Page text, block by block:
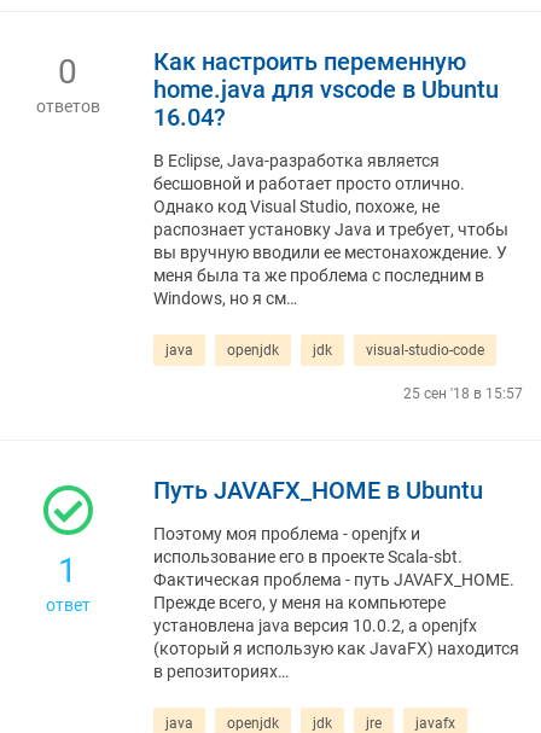
0
ответов
Как настроить переменную
home.java для vscode в Ubuntu
16.04?
В Eclipse, Java-разработка является
бесшовной и работает просто отлично.
Однако код Visual Studio, похоже, не
распознает установку Java и требует, чтобы
вы вручную вводили ее местонахождение. У
меня была та же проблема с последним в
Windows, но я см…
java openjdk jdk visual-studio-code
25 сен '18 в 15:57
1
ответ
Путь JAVAFX_HOME в Ubuntu
Поэтому моя проблема - openjfx и
использование его в проекте Scala-sbt.
Фактическая проблема - путь JAVAFX_HOME.
Прежде всего, у меня на компьютере
установлена ​​java версия 10.0.2, а openjfx
(который я использую как JavaFX) находится
в репозиториях…
java openjdk jdk jre javafx